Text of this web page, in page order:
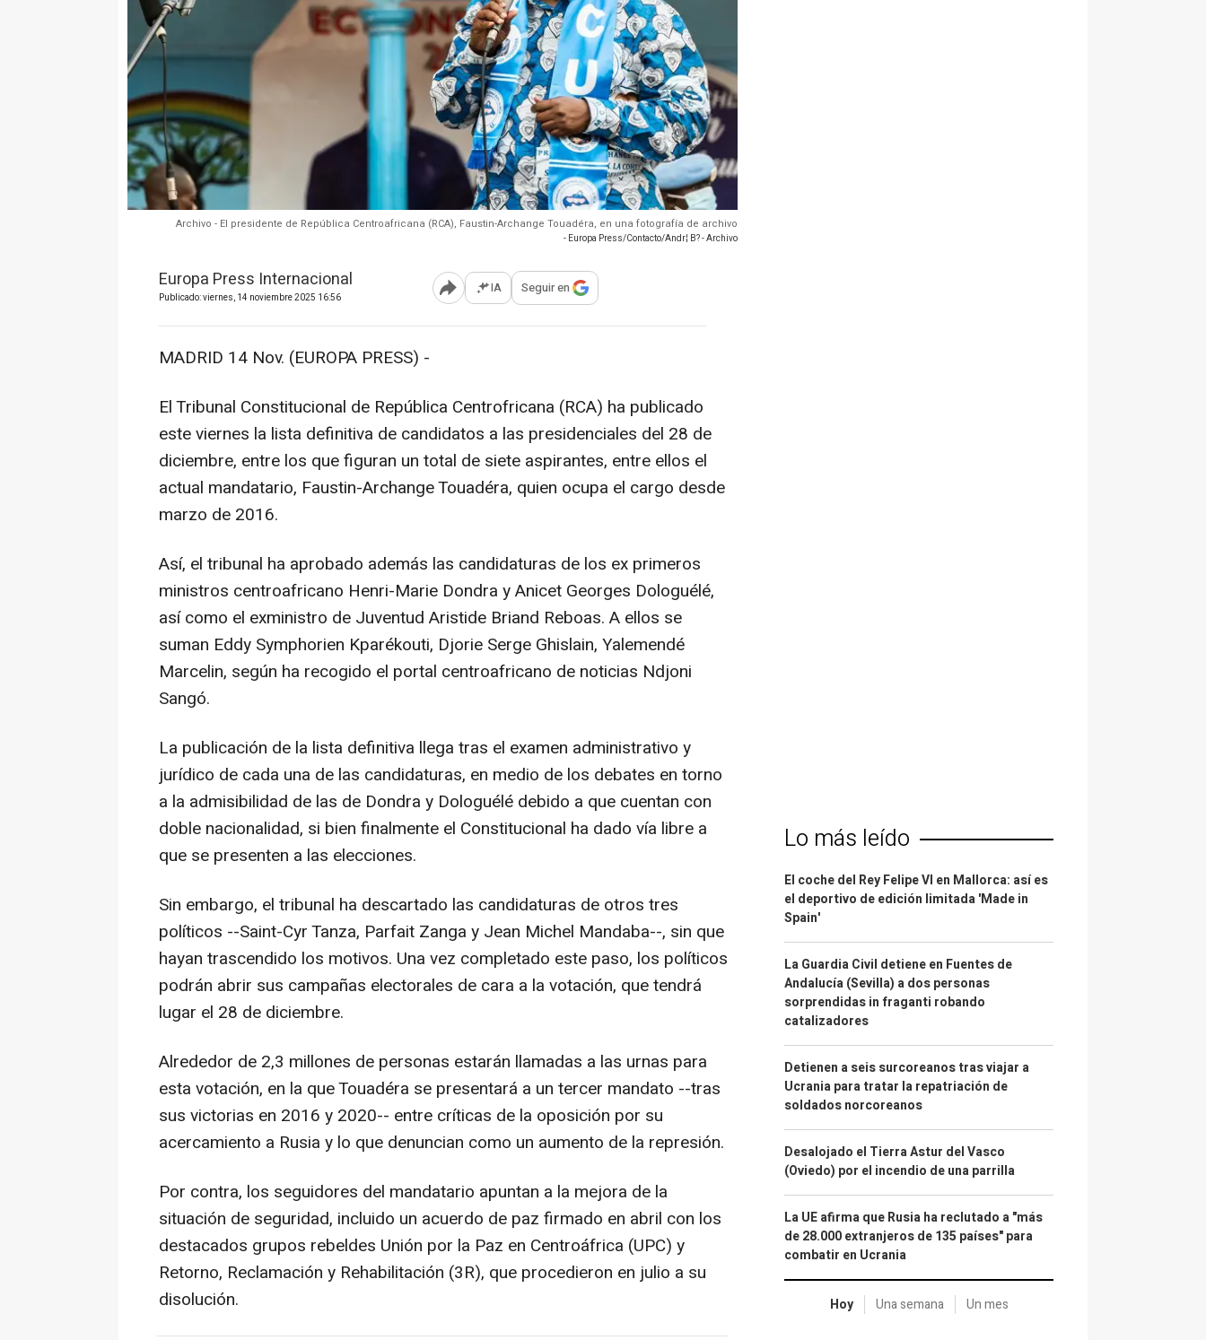
Archivo - El presidente de República Centroafricana (RCA), Faustin-Archange Touadéra, en una fotografía de archivo
- Europa Press/Contacto/Andr¦ B? - Archivo
Europa Press Internacional
Publicado: viernes, 14 noviembre 2025 16:56 Abrir opciones para compartir
IA Seguir en
MADRID 14 Nov. (EUROPA PRESS) -
El Tribunal Constitucional de República Centrofricana (RCA) ha publicado
este viernes la lista definitiva de candidatos a las presidenciales del 28 de
diciembre, entre los que figuran un total de siete aspirantes, entre ellos el
actual mandatario, Faustin-Archange Touadéra, quien ocupa el cargo desde
marzo de 2016.
Así, el tribunal ha aprobado además las candidaturas de los ex primeros
ministros centroafricano Henri-Marie Dondra y Anicet Georges Dologuélé,
así como el exministro de Juventud Aristide Briand Reboas. A ellos se
suman Eddy Symphorien Kparékouti, Djorie Serge Ghislain, Yalemendé
Marcelin, según ha recogido el portal centroafricano de noticias Ndjoni
Sangó.
La publicación de la lista definitiva llega tras el examen administrativo y
jurídico de cada una de las candidaturas, en medio de los debates en torno
a la admisibilidad de las de Dondra y Dologuélé debido a que cuentan con
doble nacionalidad, si bien finalmente el Constitucional ha dado vía libre a
que se presenten a las elecciones.
Sin embargo, el tribunal ha descartado las candidaturas de otros tres
políticos --Saint-Cyr Tanza, Parfait Zanga y Jean Michel Mandaba--, sin que
hayan trascendido los motivos. Una vez completado este paso, los políticos
podrán abrir sus campañas electorales de cara a la votación, que tendrá
lugar el 28 de diciembre.
Alrededor de 2,3 millones de personas estarán llamadas a las urnas para
esta votación, en la que Touadéra se presentará a un tercer mandato --tras
sus victorias en 2016 y 2020-- entre críticas de la oposición por su
acercamiento a Rusia y lo que denuncian como un aumento de la represión.
Por contra, los seguidores del mandatario apuntan a la mejora de la
situación de seguridad, incluido un acuerdo de paz firmado en abril con los
destacados grupos rebeldes Unión por la Paz en Centroáfrica (UPC) y
Retorno, Reclamación y Rehabilitación (3R), que procedieron en julio a su
disolución.
Lo más leído
El coche del Rey Felipe VI en Mallorca: así es
el deportivo de edición limitada 'Made in
Spain'
La Guardia Civil detiene en Fuentes de
Andalucía (Sevilla) a dos personas
sorprendidas in fraganti robando
catalizadores
Detienen a seis surcoreanos tras viajar a
Ucrania para tratar la repatriación de
soldados norcoreanos
Desalojado el Tierra Astur del Vasco
(Oviedo) por el incendio de una parrilla
La UE afirma que Rusia ha reclutado a "más
de 28.000 extranjeros de 135 países" para
combatir en Ucrania
Hoy Una semana Un mes